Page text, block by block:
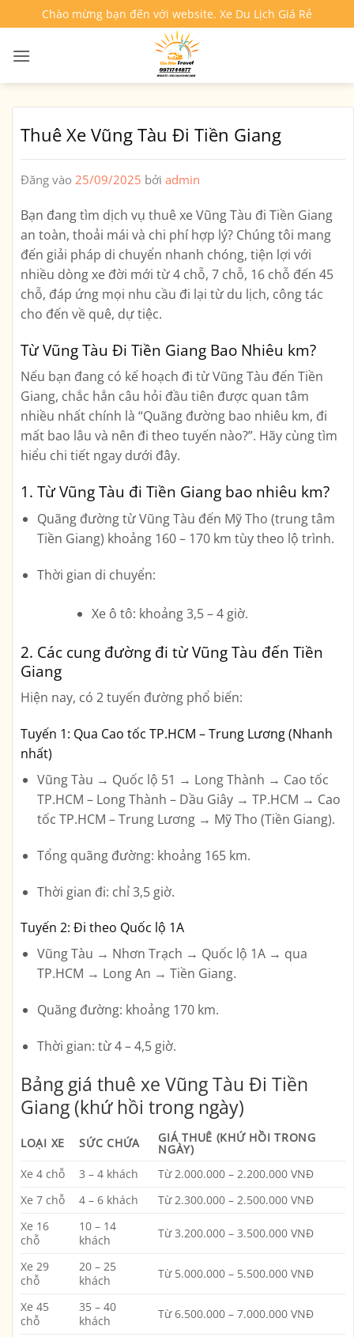
qua
nội
Chào mừng bạn đến với website. Xe Du Lịch Giá Rẻ
Thuê Xe Vũng Tàu Đi Tiền Giang
Đăng vào 25/09/2025 bởi admin
Bạn đang tìm dịch vụ thuê xe Vũng Tàu đi Tiền Giang
an toàn, thoải mái và chi phí hợp lý? Chúng tôi mang
đến giải pháp di chuyển nhanh chóng, tiện lợi với
nhiều dòng xe đời mới từ 4 chỗ, 7 chỗ, 16 chỗ đến 45
chỗ, đáp ứng mọi nhu cầu đi lại từ du lịch, công tác
cho đến về quê, dự tiệc.
Từ Vũng Tàu Đi Tiền Giang Bao Nhiêu km?
Nếu bạn đang có kế hoạch đi từVũng Tàu đến Tiền
Giang, chắc hẳn câu hỏi đầu tiên được quan tâm
nhiều nhất chính là “Quãng đường bao nhiêu km, đi
mất bao lâu và nên đi theo tuyến nào?”. Hãy cùng tìm
hiểu chi tiết ngay dưới đây.
1. Từ Vũng Tàu đi Tiền Giang bao nhiêu km?
Quãng đường từ Vũng Tàu đến Mỹ Tho (trung tâm
Tiền Giang) khoảng 160 – 170 km tùy theo lộ trình.
Thời gian di chuyển:
Xe ô tô: khoảng3,5 – 4 giờ.
2. Các cung đường đi từ Vũng Tàu đến Tiền
Giang
Hiện nay, có 2 tuyến đường phổ biến:
Tuyến 1: Qua Cao tốc TP.HCM – Trung Lương(Nhanh
nhất)
Vũng Tàu → Quốc lộ 51 → Long Thành → Cao tốc
TP.HCM – Long Thành – Dầu Giây → TP.HCM → Cao
tốc TP.HCM – Trung Lương → Mỹ Tho (Tiền Giang).
Tổng quãng đường: khoảng 165 km.
Thời gian đi: chỉ3,5 giờ.
Tuyến 2: Đi theo Quốc lộ 1A
Vũng Tàu → Nhơn Trạch → Quốc lộ 1A → qua
TP.HCM → Long An → Tiền Giang.
Quãng đường: khoảng 170 km.
Thời gian: từ4 – 4,5 giờ.
Bảng giá thuê xe Vũng Tàu Đi Tiền
Giang (khứ hồi trong ngày)
LOẠI XE SỨC CHỨA GIÁ THUÊ (KHỨ HỒI TRONG
NGÀY)
Xe 4 chỗ
3 – 4 khách Từ2.000.000 – 2.200.000 VNĐ
Xe 7 chỗ
4 – 6 khách Từ2.300.000 – 2.500.000 VNĐ
Xe 16
chỗ
10 – 14
khách
Từ3.200.000 – 3.500.000 VNĐ
Xe 29
chỗ
20 – 25
khách
Từ 5.000.000 – 5.500.000 VNĐ
Xe 45
chỗ
35 – 40
khách
Từ6.500.000 – 7.000.000 VNĐ